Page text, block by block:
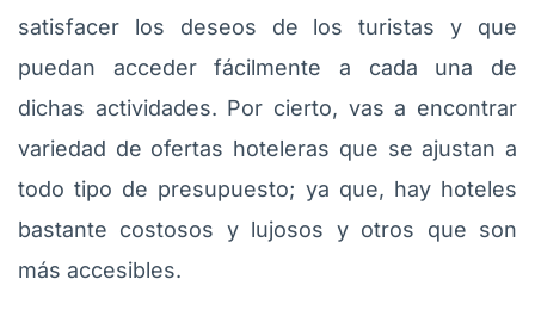
satisfacer los deseos de los turistas y que
puedan acceder fácilmente a cada una de
dichas actividades. Por cierto, vas a encontrar
variedad de ofertas hoteleras que se ajustan a
todo tipo de presupuesto; ya que, hay hoteles
bastante costosos y lujosos y otros que son
más accesibles.